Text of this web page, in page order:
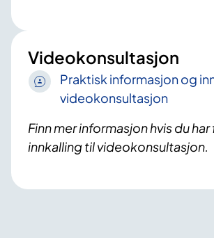
Videokonsultasjon
Praktisk informasjon og
videokonsultasjon
Finn mer informasjon hvis du
innkalling til videokonsultasjon.